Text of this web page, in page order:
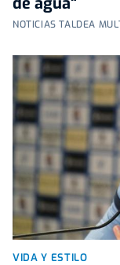
NOTICIAS TALDEA
VIDA Y ESTILO